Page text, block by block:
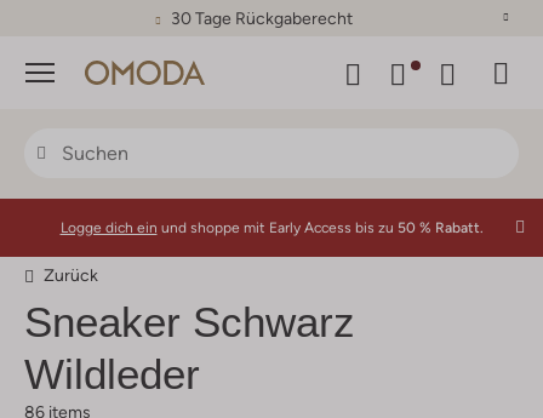
30 Tage Rückgaberecht
Menü
Logge dich ein und shoppe mit Early Access bis zu 50 % Rabatt.
Zurück
Sneaker Schwarz
Wildleder
86 items